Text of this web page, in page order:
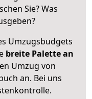
Sie? Was
Umzugsbudgets
breite Palette an
Umzug von
an. Bei uns